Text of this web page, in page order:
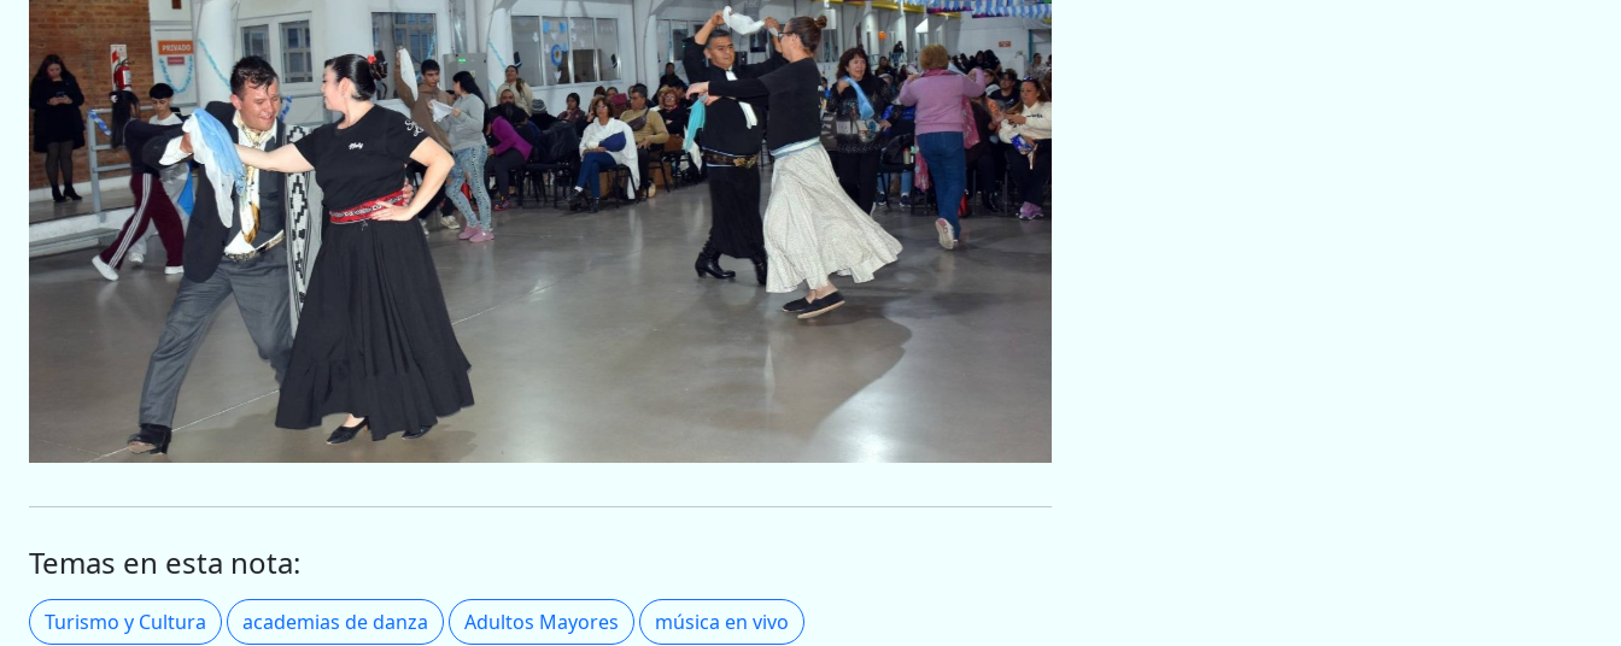
Temas en esta nota:
Turismo y Cultura academias de danza Adultos Mayores música en vivo